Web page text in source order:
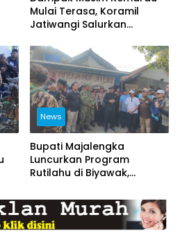
Mulai Terasa, Koramil
Jatiwangi Salurkan
Warga Desa Loji
News
Bupati Majalengka
Luncurkan Program
Rutilahu di Biyawak,
1714/Jatitujuh Turut
Dukung GEBER Bersama
Warga